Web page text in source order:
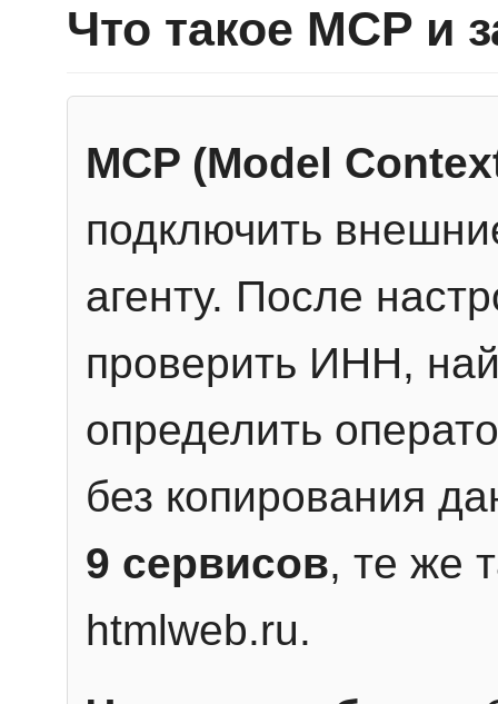
Что такое MCP и
MCP (Model
подключить
агенту. После
проверить ИНН,
определить
без копирования
9 сервисов, те же
htmlweb.ru.